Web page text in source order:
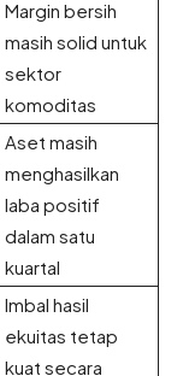
Margin bersih
masih solid untuk
sektor
komoditas
Aset masih
menghasilkan
laba positif
dalam satu
kuartal
Imbal hasil
ekuitas tetap
kuat secara